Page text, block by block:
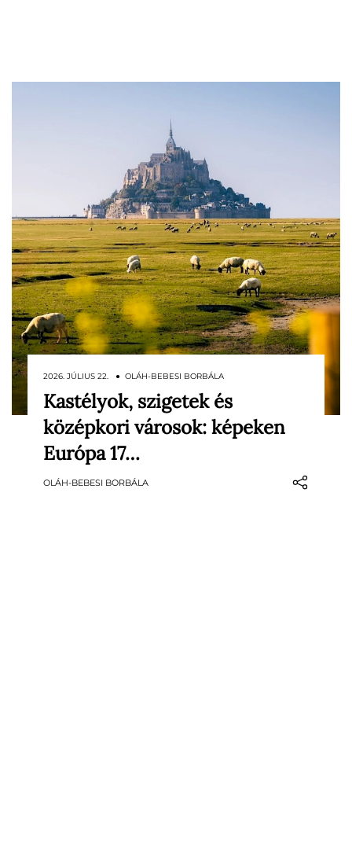
Ha valaha is szerettünk volna egy
mesekönyv lapjaira lépni, Európában
meglepően sok helyen megtehetjük. Egy
friss nemzetközi rangsor a kontinens
legvarázslatosabb úti céljait gyűjtötte
2026. JÚLIUS 22. ● OLÁH-BEBESI BORBÁLA
Kastélyok, szigetek és
középkori városok: képeken
Európa 17…
OLÁH-BEBESI BORBÁLA